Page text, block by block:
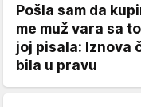
Pošla sam da
me muž vara sa
joj pisala: Iznova
bila u pravu